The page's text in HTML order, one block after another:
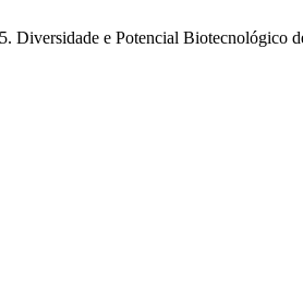
Diversidade e Potencial Biotecnológico